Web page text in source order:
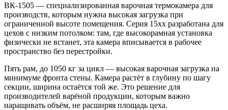
ВК-1505 — специализированная варочная термокамера для
производств, которым нужна высокая загрузка при
ограниченной высоте помещения. Серия 15xx разработана для
цехов с низким потолком: там, где высокорамная установка
физически не встанет, эта камера вписывается в рабочее
пространство без перестройки.
Пять рам, до 1050 кг за цикл — высокая варочная загрузка на
минимуме фронта стены. Камера растёт в глубину по шагу
секции, ширина остаётся той же. Это решение для
производителей варёной продукции, которым важно
наращивать объём, не расширяя площадь цеха.